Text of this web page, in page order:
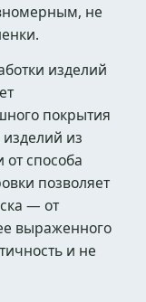
не
изделий
покрытия
из
способа
позволяет
— от
выраженного
и не